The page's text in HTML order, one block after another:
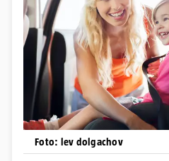
Foto: lev dolgachov